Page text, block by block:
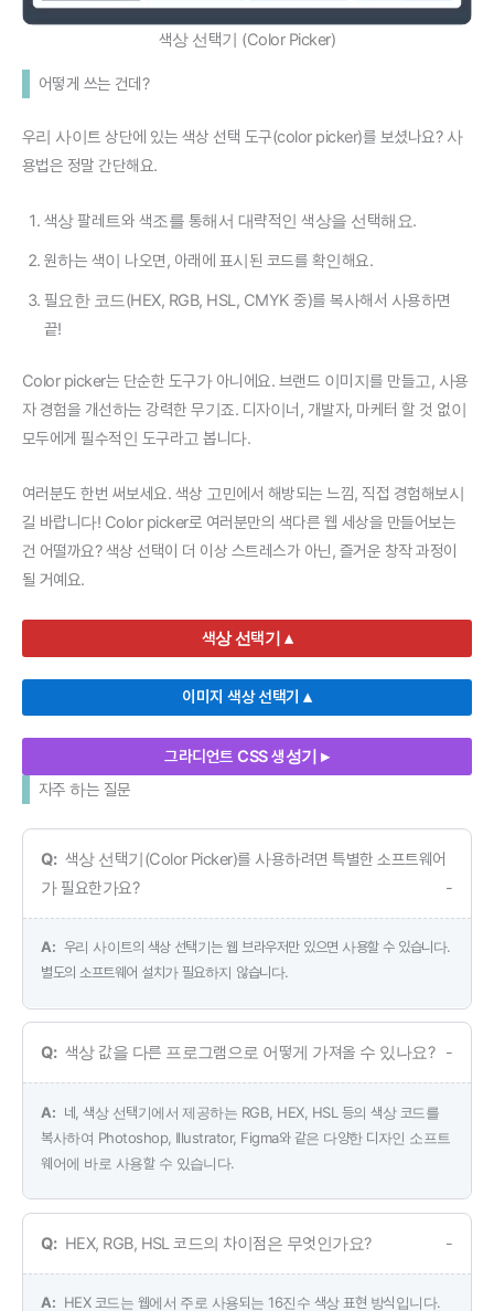
색상 선택기 (Color Picker)
어떻게 쓰는 건데?
우리 사이트 상단에 있는 색상 선택 도구(color picker)를 보셨나요? 사
용법은 정말 간단해요.
색상 팔레트와 색조를 통해서 대략적인 색상을 선택해요.
원하는 색이 나오면, 아래에 표시된 코드를 확인해요.
필요한 코드(HEX, RGB, HSL, CMYK 중)를 복사해서 사용하면
끝!
Color picker는 단순한 도구가 아니에요. 브랜드 이미지를 만들고, 사용
자 경험을 개선하는 강력한 무기죠. 디자이너, 개발자, 마케터 할 것 없이
모두에게 필수적인 도구라고 봅니다.
여러분도 한번 써보세요. 색상 고민에서 해방되는 느낌, 직접 경험해보시
길 바랍니다! Color picker로 여러분만의 색다른 웹 세상을 만들어보는
건 어떨까요? 색상 선택이 더 이상 스트레스가 아닌, 즐거운 창작 과정이
될 거예요.
색상 선택기 ▴
이미지 색상 선택기 ▴
그라디언트 CSS 생성기 ▸
자주 하는 질문
색상 선택기(Color Picker)를 사용하려면 특별한 소프트웨어
가 필요한가요?
우리 사이트의 색상 선택기는 웹 브라우저만 있으면 사용할 수 있습니다.
별도의 소프트웨어 설치가 필요하지 않습니다.
색상 값을 다른 프로그램으로 어떻게 가져올 수 있나요?
네, 색상 선택기에서 제공하는 RGB, HEX, HSL 등의 색상 코드를
복사하여 Photoshop, Illustrator, Figma와 같은 다양한 디자인 소프트
웨어에 바로 사용할 수 있습니다.
HEX, RGB, HSL 코드의 차이점은 무엇인가요?
HEX 코드는 웹에서 주로 사용되는 16진수 색상 표현 방식입니다.